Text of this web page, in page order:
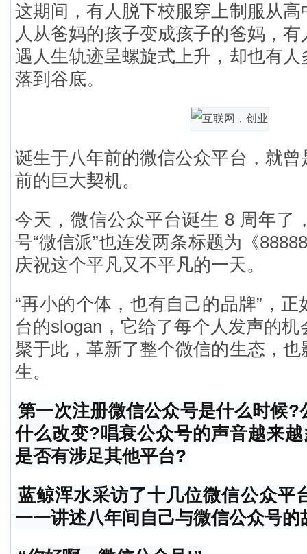
这期间，有人脱下校服穿上制服从
人从爸妈的孩子变成孩子的爸妈，
遇人生轨迹呈螺旋式上升，却也有
落到谷底。
诞生于八年前的微信公众平台，就
前的巨大契机。
今天，微信公众平台诞生 8 周年了
号“微信派”也连发两条标题为《
庆祝这个平凡又不平凡的一天。
“再小的个体，也有自己的品牌”，
台的slogan，它给了每个人发声的
聚于此，革新了整个微信的生态，
生。
第一次注册微信公众号是什么时候?
什么改变?唱衰公众号的声音越来
是否有涉足其他平台?
蓝鲸浑水采访了十几位微信公众平
一一讲述八年间自己与微信公众号的